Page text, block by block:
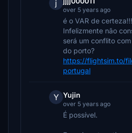
j
over 5 years ago
é o VAR de
Infelizmente não
será um conflito
do porto?
https://flightsim.to/
portugal
Y Yujin
over 5 years ago
É possível.